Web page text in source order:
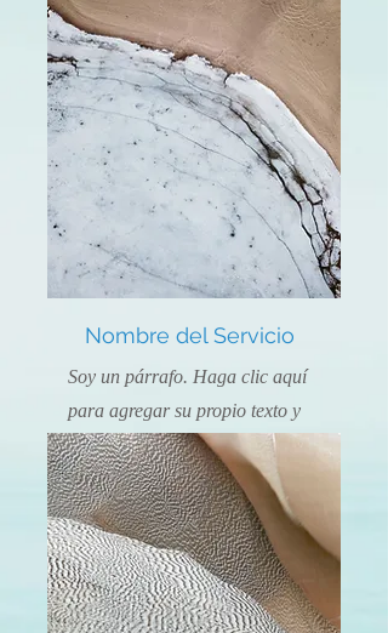
Nombre del Servicio
Soy un párrafo. Haga clic aquí
para agregar su propio texto y
editarme. Es fácil.